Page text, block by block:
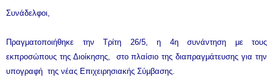
Συνάδελφοι,
Πραγματοποιήθηκε την Τρίτη 26/5, η 4η συνάντηση με τους
εκπροσώπους της Διοίκησης, στο πλαίσιο της διαπραγμάτευσης για την
υπογραφή της νέας Επιχειρησιακής Σύμβασης.